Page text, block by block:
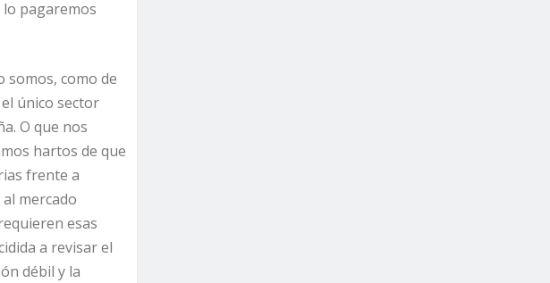
pagaremos
somos, como de
único sector
O que nos
hartos de que
frente a
mercado
esas
a revisar el
débil y la